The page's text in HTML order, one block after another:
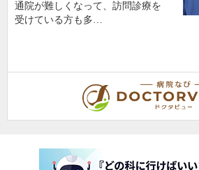
通院が難しくなって、訪問診療を
受けている方も多…